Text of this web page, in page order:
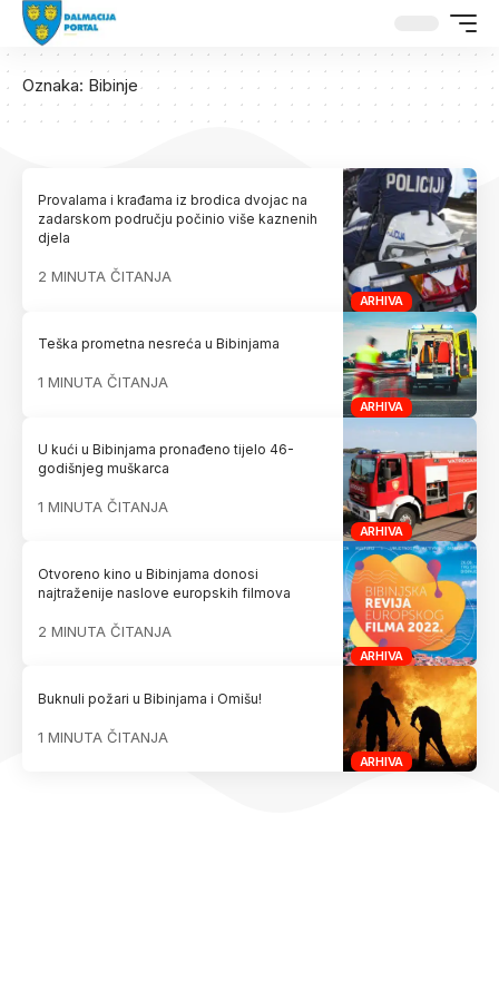
Oznaka: Bibinje
ARHIVA
Provalama i krađama iz brodica dvojac na
zadarskom području počinio više kaznenih
djela
2 MINUTA ČITANJA
ARHIVA
Teška prometna nesreća u Bibinjama
1 MINUTA ČITANJA
ARHIVA
U kući u Bibinjama pronađeno tijelo 46-
godišnjeg muškarca
1 MINUTA ČITANJA
ARHIVA
Otvoreno kino u Bibinjama donosi
najtraženije naslove europskih filmova
2 MINUTA ČITANJA
ARHIVA
Buknuli požari u Bibinjama i Omišu!
1 MINUTA ČITANJA